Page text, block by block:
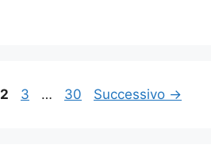
Pagina
2 Pagina
3 … Pagina
30 Successivo →